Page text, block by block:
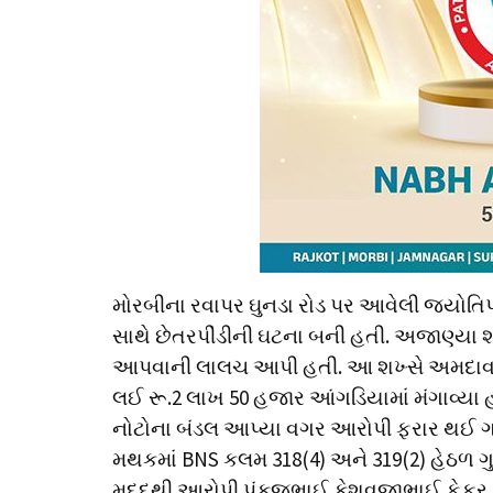
મોરબીના રવાપર ઘુનડા રોડ પર આવેલી
સાથે છેતરપીંડીની ઘટના બની હતી. અજાણ્યા
આપવાની લાલચ આપી હતી. આ શખ્સે
લઈ રૂ.2 લાખ 50 હજાર આંગડિયામાં મંગાવ્યા
નોટોના બંડલ આપ્યા વગર આરોપી ફરાર થઈ
મથકમાં BNS કલમ 318(4) અને 319(2) હેઠળ